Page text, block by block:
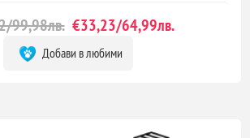
99,98лв. €33,23/64,99лв.
Добави в любими